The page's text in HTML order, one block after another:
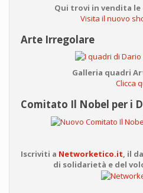
Qui trovi in vendita le
Visita il nuovo
Arte Irregolare
Galleria quadri
Clicca
Comitato Il Nobel per i
Iscriviti a Networketico.it , il
di solidarietà e del